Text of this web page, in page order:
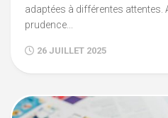
adaptées à différentes attentes.
prudence...
26 JUILLET 2025